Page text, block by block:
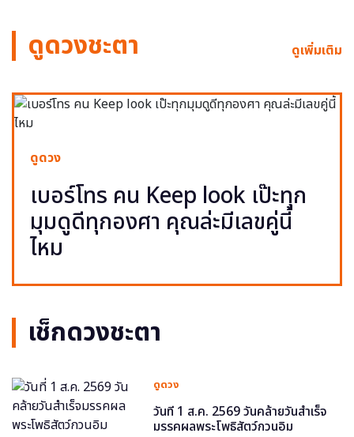
ดูดวงชะตา ดูเพิ่มเติม
ดูดวง
เบอร์โทร คน Keep look เป๊ะทุก
มุมดูดีทุกองศา คุณล่ะมีเลขคู่นี้
ไหม
เช็กดวงชะตา
ดูดวง
วันที่ 1 ส.ค. 2569 วันคล้ายวันสำเร็จ
มรรคผลพระโพธิสัตว์กวนอิม